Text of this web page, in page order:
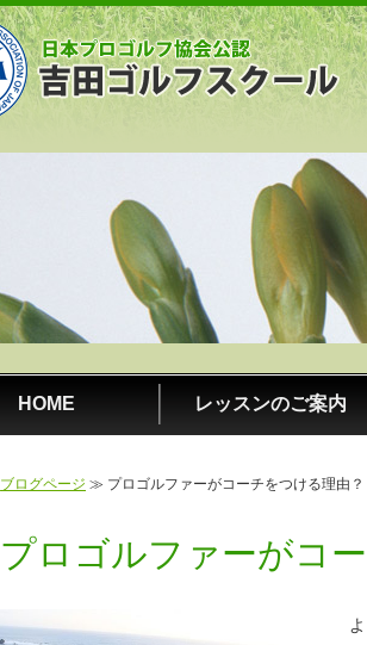
HOME レッスンのご案内
ブログページ ≫ プロゴルファーがコーチをつける理由
プロゴルファーがコ